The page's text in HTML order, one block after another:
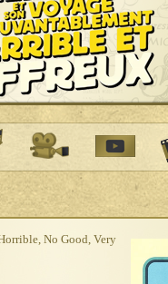
No Good, Very